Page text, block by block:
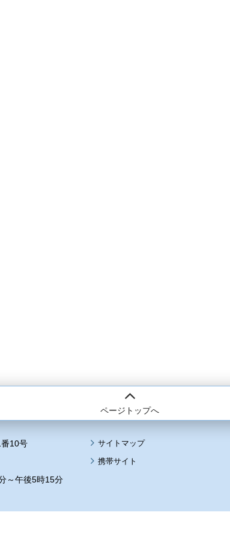
ページトップへ
10号
～午後5時15分
サイトマップ
携帯サイト